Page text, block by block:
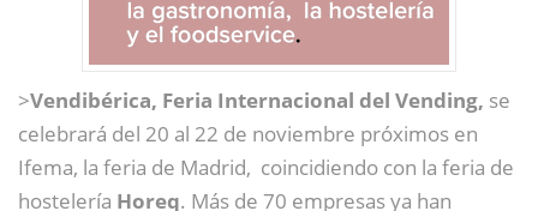
>Vendibérica, Feria Internacional del Vending, se
celebrará del 20 al 22 de noviembre próximos en
Ifema, la feria de Madrid, coincidiendo con la feria de
hostelería Horeq. Más de 70 empresas ya han